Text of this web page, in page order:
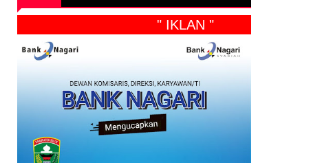
" IKLAN "